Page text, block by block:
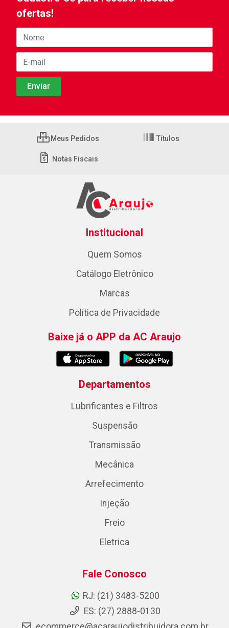
ofertas!
Meus Pedidos Títulos
Notas Fiscais
Institucional
Quem Somos
Catálogo Eletrônico
Marcas
Política de Privacidade
Baixe já o APP da AC Araujo
Departamentos
Lubrificantes e Filtros
Suspensão
Transmissão
Mecânica
Arrefecimento
Injeção
Freio
Eletrica
Fale Conosco
RJ: (21) 3483-5200
ES: (27) 2888-0130